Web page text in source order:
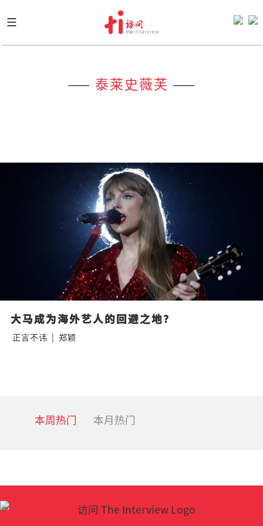
to
content
—— 泰莱史薇芙 ——
大马成为海外艺人的回避之地？
正言不讳 | 郑颖
本周热门 本月热门